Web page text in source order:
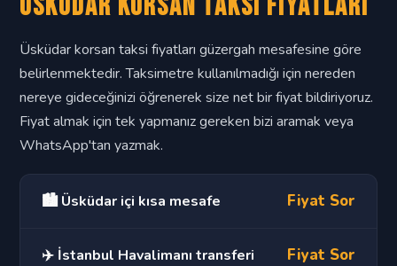
Üsküdar korsan taksi fiyatları güzergah mesafesine göre
belirlenmektedir. Taksimetre kullanılmadığı için nereden
nereye gideceğinizi öğrenerek size net bir fiyat bildiriyoruz.
Fiyat almak için tek yapmanız gereken bizi aramak veya
WhatsApp'tan yazmak.
🏙️ Üsküdar içi kısa mesafe Fiyat Sor
✈️ İstanbul Havalimanı transferi Fiyat Sor